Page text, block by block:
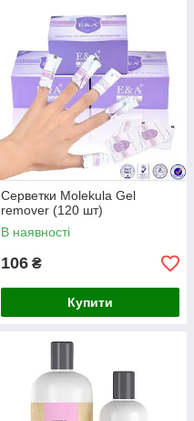
Серветки Molekula Gel
remover (120 шт)
В наявності
106 ₴
Купити